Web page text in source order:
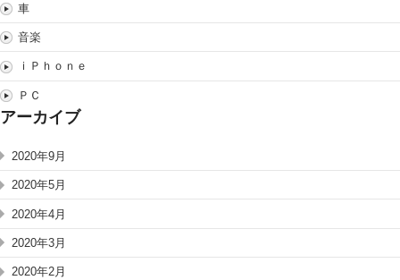
車
音楽
ｉＰｈｏｎｅ
ＰＣ
アーカイブ
2020年9月
2020年5月
2020年4月
2020年3月
2020年2月